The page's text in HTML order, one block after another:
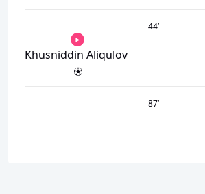
44’
Khusniddin Aliqulov
87’